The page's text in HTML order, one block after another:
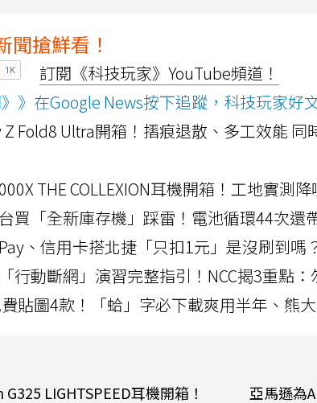
聞搶鮮看！
訂閱《科技玩家》YouTube頻道！
》在Google News按下追蹤，科技玩家好
Z Fold8 Ultra開箱！摺痕退散、多工效能
THE COLLEXION耳機開箱！工地實測
買「全新庫存機」踩雷！電池循環44次還
、信用卡搭北捷「只扣1元」是沒刷到嗎
行動斷網」演習完整指引！NCC揭3重點
費貼圖4款！「蛤」字必下載爽用半年、熊
LIGHTSPEED耳機開箱！
亞馬遜為